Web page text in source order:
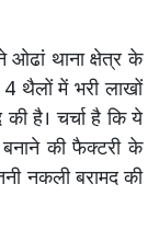
ओढां थाना क्षेत्र के
थैलों में भरी लाखों
है। चर्चा है कि ये
बनाने की फैक्टरी के
नकली बरामद की